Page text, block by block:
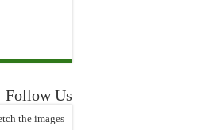
Follow Us
the images!